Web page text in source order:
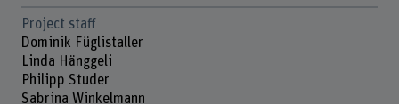
Project staff
Dominik Füglistaller
Linda Hänggeli
Philipp Studer
Sabrina Winkelmann